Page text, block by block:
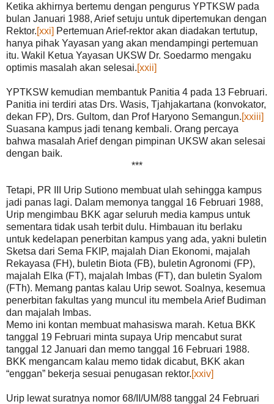
Ketika akhirnya bertemu dengan pengurus YPTKSW pada
bulan Januari 1988, Arief setuju untuk dipertemukan dengan
Rektor.[xxi] Pertemuan Arief-rektor akan diadakan tertutup,
hanya pihak Yayasan yang akan mendampingi pertemuan
itu. Wakil Ketua Yayasan UKSW Dr. Soedarmo mengaku
optimis masalah akan selesai.[xxii]
YPTKSW kemudian membantuk Panitia 4 pada 13 Februari.
Panitia ini terdiri atas Drs. Wasis, Tjahjakartana (konvokator,
dekan FP), Drs. Gultom, dan Prof Haryono Semangun.[xxiii]
Suasana kampus jadi tenang kembali. Orang percaya
bahwa masalah Arief dengan pimpinan UKSW akan selesai
dengan baik.
***
Tetapi, PR III Urip Sutiono membuat ulah sehingga kampus
jadi panas lagi. Dalam memonya tanggal 16 Februari 1988,
Urip mengimbau BKK agar seluruh media kampus untuk
sementara tidak usah terbit dulu. Himbauan itu berlaku
untuk kedelapan penerbitan kampus yang ada, yakni buletin
Sketsa dari Sema FKIP, majalah Dian Ekonomi, majalah
Rekayasa (FH), buletin Biota (FB), buletin Agronomi (FP),
majalah Elka (FT), majalah Imbas (FT), dan buletin Syalom
(FTh). Memang pantas kalau Urip sewot. Soalnya, kesemua
penerbitan fakultas yang muncul itu membela Arief Budiman
dan majalah Imbas.
Memo ini kontan membuat mahasiswa marah. Ketua BKK
tanggal 19 Februari minta supaya Urip mencabut surat
tanggal 12 Januari dan memo tanggal 16 Februari 1988.
BKK mengancam kalau memo tidak dicabut, BKK akan
“enggan” bekerja sesuai penugasan rektor.[xxiv]
Urip lewat suratnya nomor 68/II/UM/88 tanggal 24 Februari